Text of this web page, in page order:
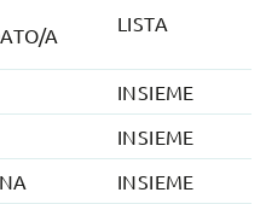
A
LISTA
INSIEME
INSIEME
INSIEME